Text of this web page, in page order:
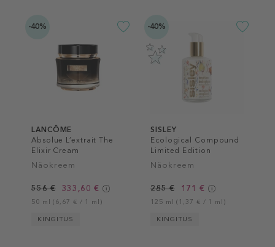
-40%
LANCÔME
Absolue L’extrait The
Elixir Cream
Näokreem
556 € 333,60 €
50 ml (6,67 € / 1 ml)
KINGITUS
-40%
SISLEY
Ecological Compound
Limited Edition
Näokreem
285 € 171 €
125 ml (1,37 € / 1 ml)
KINGITUS